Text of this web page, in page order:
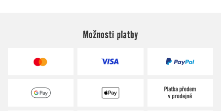
Možnosti platby